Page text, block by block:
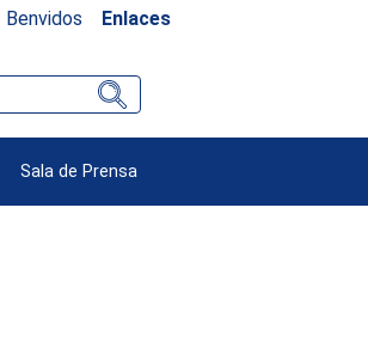
Benvidos Enlaces
Sala de Prensa